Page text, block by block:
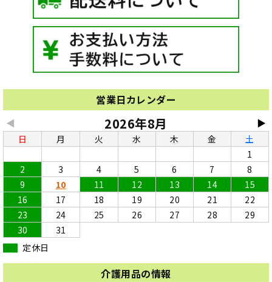
営業日カレンダー
◀ ▶
2026年8月
日 月 火 水 木 金
土
1
2
3 4 5 6 7
8
9
10 11 12 13 14
15
16
17 18 19 20 21
22
23
24 25 26 27 28
29
30
31
定休日
介護用品の情報